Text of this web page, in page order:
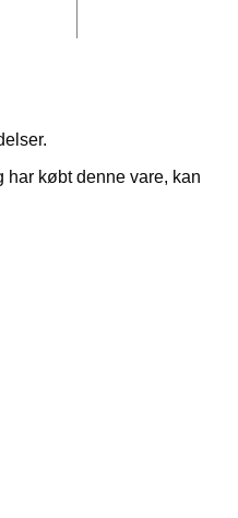
har købt denne vare, kan